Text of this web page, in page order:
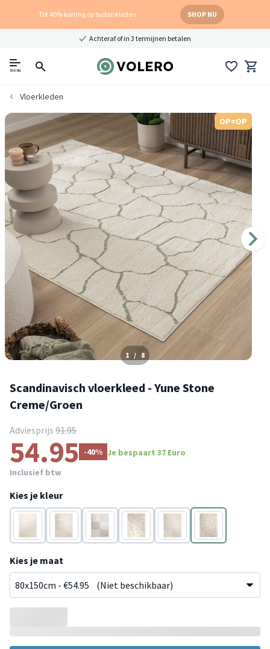
Tot 40% korting op buitenkleden SHOP NU
Achteraf of in 3 termijnen betalen
menu
Vloerkleden
OP=OP
1 / 8
Scandinavisch vloerkleed - Yune Stone
Creme/Groen
Adviesprijs 91.95
54.95 -40% Je bespaart 37 Euro
Inclusief btw
Kies je kleur
Crème Crème Zwart Zwart Groen
Groen
Kies je maat